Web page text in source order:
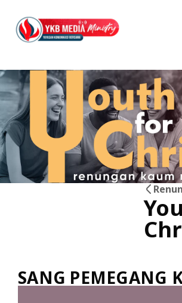
SANG PEMEGANG